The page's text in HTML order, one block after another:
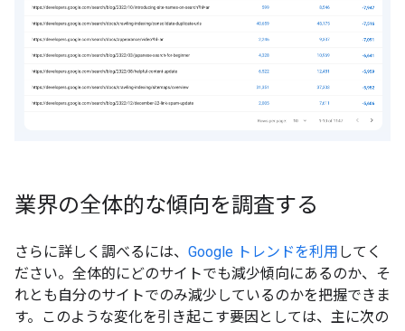
業界の全体的な傾向を調査する
さらに詳しく調べるには、 Google トレンドを利用 してく
ださい。全体的にどのサイトでも減少傾向にあるのか、そ
れとも自分のサイトでのみ減少しているのかを把握できま
す。このような変化を引き起こす要因としては、主に次の